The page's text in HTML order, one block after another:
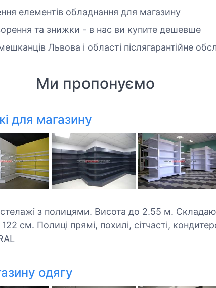
елементів обладнання для магазину
та знижки - в нас ви купите дешевше
Львова і області післягарантійне
Ми пропонуємо
для магазину
стелажі з полицями. Висота до 2.55 м.
см. Полиці прямі, похилі, сітчасті,
одягу